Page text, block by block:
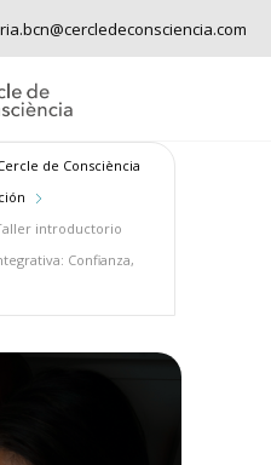
de Consciència
introductorio
Confianza,